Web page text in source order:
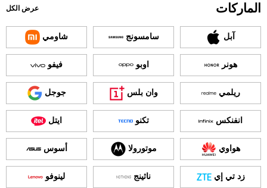
الماركات عرض الكل
آبل سامسونج شاومي
هونر اوبو فيفو
ريلمي وان بلس جوجل
انفنكس تكنو ايتل
هواوي موتورولا أسوس
زد تي إي ناثينج لينوفو